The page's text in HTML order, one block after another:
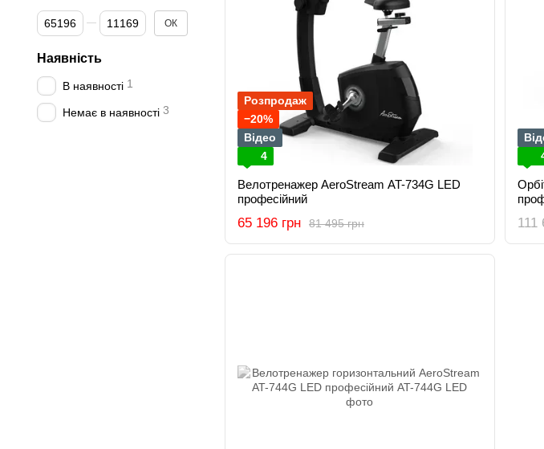
Розпродаж
−20%
Відео
4
Велотренажер AeroStream AT-734G LED
професійний
81 495 грн
65 196 грн 111
Від Ціна, грн
До Ціна, грн ОК
Наявність
В наявності 1
Немає в наявності 3